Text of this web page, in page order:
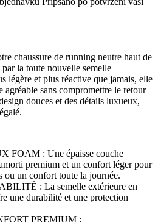
chaussure de running neutre haut de
la toute nouvelle semelle
légère et plus réactive que jamais, elle
agréable sans compromettre le retour
douces et des détails luxueux,
FOAM : Une épaisse couche
premium et un confort léger pour
ou un confort toute la journée.
: La semelle extérieure en
une durabilité et une protection
PREMIUM :